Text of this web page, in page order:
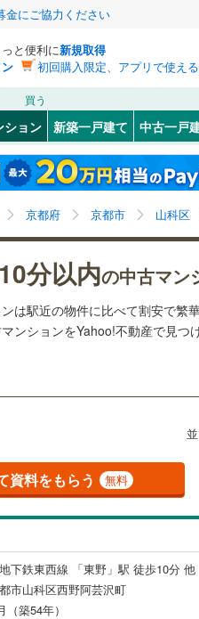
金にご協力ください
と便利に新規取得
初回購入限定、アプリで使え
買う
ション 新築一戸建て 中古一戸
京都府 京都市 山科区
分以内の中古マン
は駅近の物件に比べて割安で繁
ンションをYahoo!不動産で見つ
資料をもらう 無料
下鉄東西線 「東野」駅 徒歩10分 他
市山科区西野阿芸沢町
（築54年）
岩手 宮城
神奈川 埼玉
長野
岐阜 静岡
島根 岡山
佐賀 長崎
この条件で検
)
(149)
46)
(0)
(29 )
御山町( 0)
謝野町(0
この条件で検
田町(1)
町(8)
本町(1
町
(4
1)
町(1)
廟野町(1)
線（JR西日本）(33)
33)
0)
幹線(0)
地下鉄烏丸線 (
線(0)
叡山本線 0
この条件で検
、リノベーション
ション・リフォーム
クスあり（ 8
ルーム（ 3）
きあり（近隣を含む）
規約
、建ち方、日当たり
戸なし（ 3）
施工・品質・工法関連
検索条
この検索条件の新着物件通知
保存し
京都府、京都市山
検
マイペー
閉じる
閉じる